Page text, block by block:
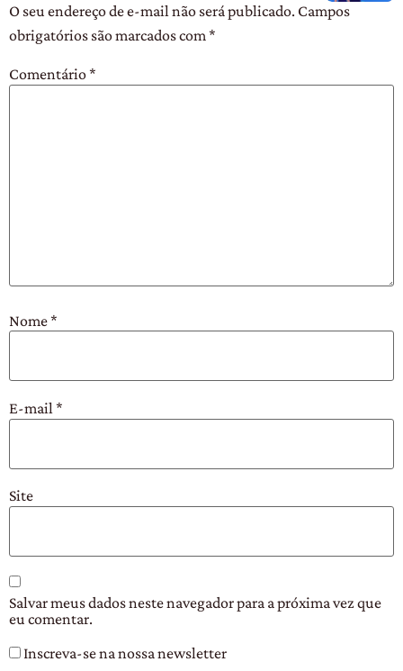
O seu endereço de e-mail não será publicado. Campos
obrigatórios são marcados com *
Comentário*
Nome*
E-mail *
Site
Salvar meus dados neste navegador para a próxima vez que
eu comentar.
Inscreva-se na nossa newsletter